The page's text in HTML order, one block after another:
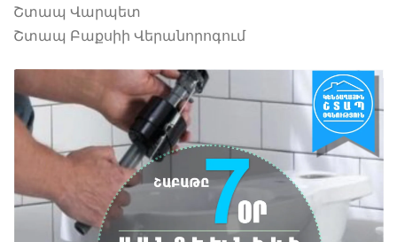
Շտապ Վարպետ
Շտապ Բաքսիի Վերանորոգում